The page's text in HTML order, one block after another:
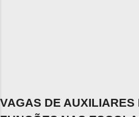
VAGAS DE AUXILIARES